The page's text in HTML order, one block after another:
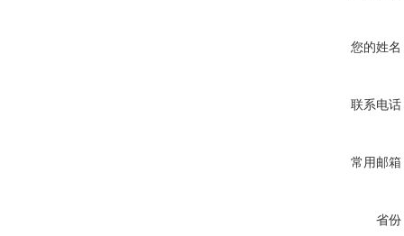
您的姓名
联系电话
常用邮箱
省份